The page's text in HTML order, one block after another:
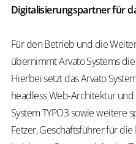
Digitalisierungspartner für
Für den Betrieb und die
übernimmt Arvato Systems
Hierbei setzt das Arvato
headless Web-Architektur
System TYPO3 sowie weitere
Fetzer, Geschäftsführer für